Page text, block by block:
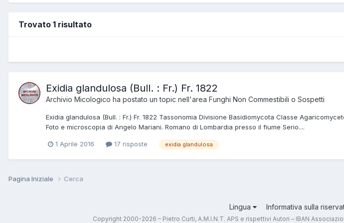
Trovato 1 risultato
Exidia glandulosa (Bull. : Fr.) Fr. 1822
Archivio Micologico ha postato un topic nell'area Funghi Non Commestibili o Sospetti
Exidia glandulosa (Bull. : Fr.) Fr. 1822 Tassonomia Divisione Basidiomycota Classe
Foto e microscopia di Angelo Mariani. Romano di Lombardia presso il fiume Serio....
1 Aprile 2016 17 risposte exidia glandulosa
Pagina Iniziale Cerca
Lingua Informativa sulla
Copyright 2000-2026 – Pietro Curti, A.M.I.N.T. APS e rispettivi Autori – IBAN